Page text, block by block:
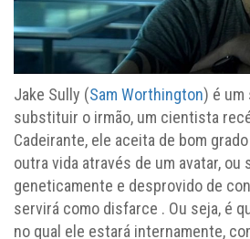
Jake Sully (Sam Worthington) é um
substituir o irmão, um cientista
Cadeirante, ele aceita de bom
outra vida através de um avatar, ou
geneticamente e desprovido de
servirá como disfarce . Ou seja, é
no qual ele estará internamente,